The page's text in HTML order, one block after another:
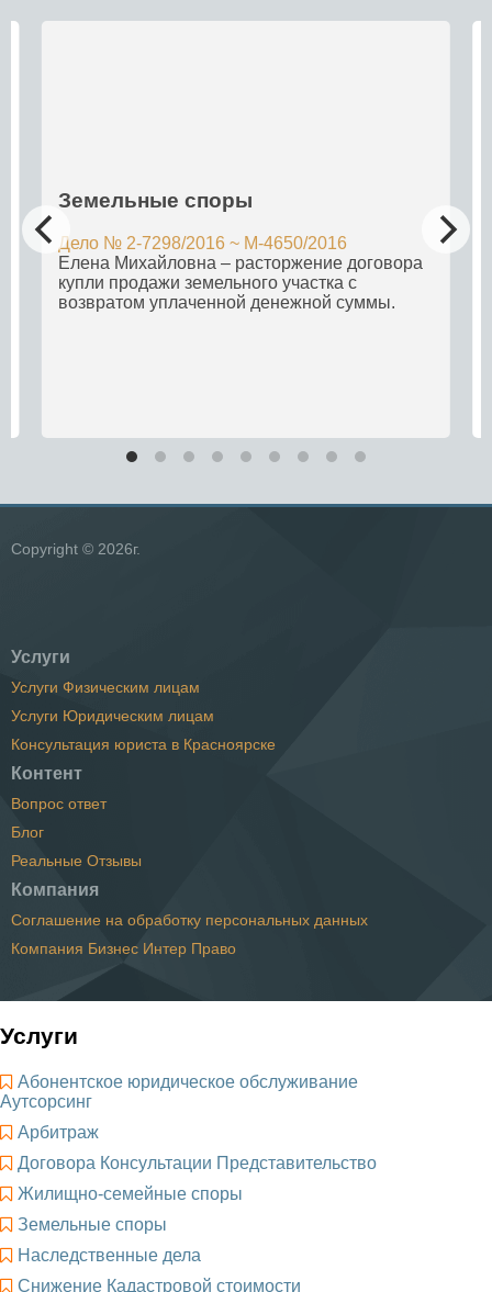
Земельные споры
Дело № 2-7298/2016 ~ М-4650/2016
Елена Михайловна – расторжение договора
купли продажи земельного участка с
возвратом уплаченной денежной суммы.
Copyright © 2026г.
Услуги
Услуги Физическим лицам
Услуги Юридическим лицам
Консультация юриста в Красноярске
Контент
Вопрос ответ
Блог
Реальные Отзывы
Компания
Соглашение на обработку персональных данных
Компания Бизнес Интер Право
Услуги
Абонентское юридическое обслуживание
Аутсорсинг
Арбитраж
Договора Консультации Представительство
Жилищно-семейные споры
Земельные споры
Наследственные дела
Снижение Кадастровой стоимости